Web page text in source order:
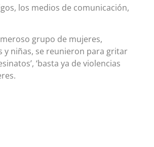
los medios de comunicación,
grupo de mujeres,
y niñas, se reunieron para gritar
‘basta ya de violencias